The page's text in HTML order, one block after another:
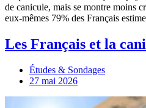
de canicule, mais se montre moins
eux-mêmes 79% des Français
Les Français et la
Études & Sondages
27 mai 2026